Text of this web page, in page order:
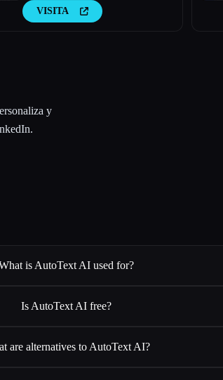
VISITA
y
is AutoText AI used for?
Is AutoText AI free?
are alternatives to AutoText AI?